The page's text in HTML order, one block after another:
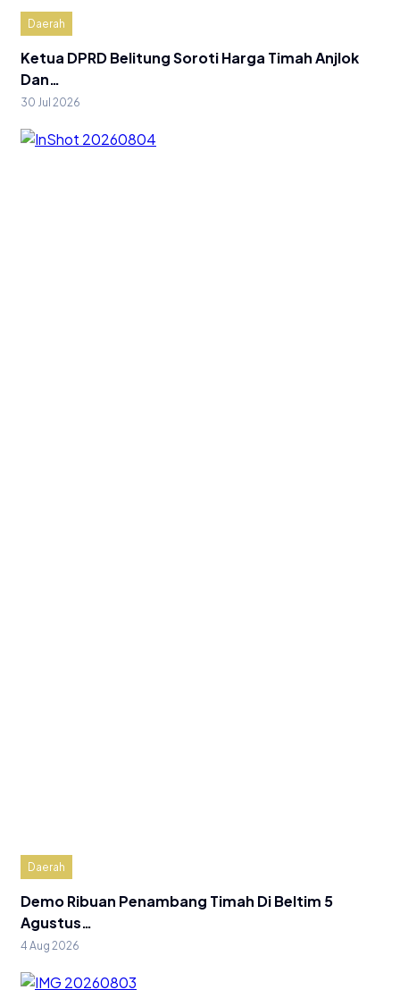
Daerah
Ketua DPRD Belitung Soroti Harga Timah Anjlok
Dan…
30 Jul 2026
Daerah
Demo Ribuan Penambang Timah Di Beltim 5
Agustus…
4 Aug 2026